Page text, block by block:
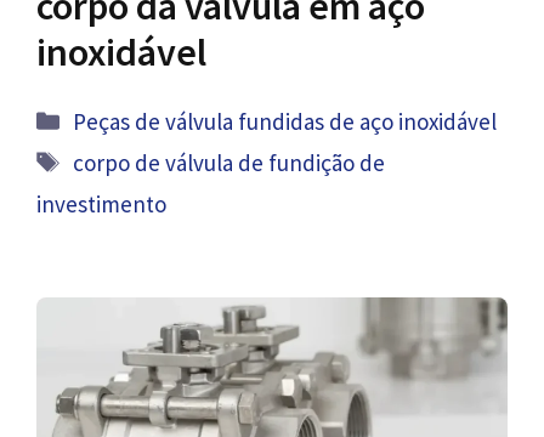
inoxidável
Categorias
Peças de válvula fundidas de aço inoxidável
Tag
corpo de válvula de fundição de
investimento